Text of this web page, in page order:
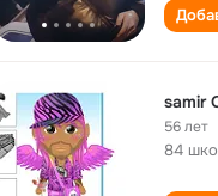
samir
56 лет
84